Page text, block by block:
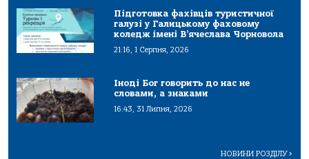
Підготовка фахівців туристичної
галузі у Галицькому фаховому
коледж імені В’ячеслава Чорновола
21:16, 1 Серпня, 2026
Іноді Бог говорить до нас не
словами, а знаками
16:43, 31 Липня, 2026
НОВИНИ РОЗДІЛУ>